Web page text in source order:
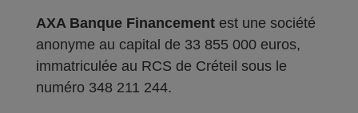
AXA Banque Financement est une société
anonyme au capital de 33 855 000 euros,
immatriculée au RCS de Créteil sous le
numéro 348 211 244.